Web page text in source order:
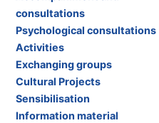
consultations
Psychological consultations
Activities
Exchanging groups
Cultural Projects
Sensibilisation
Information material